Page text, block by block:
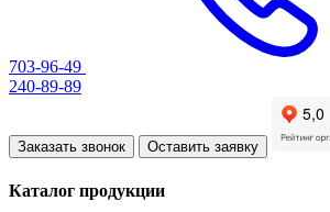
703-96-49
240-89-89
Заказать звонок Оставить заявку
Каталог продукции